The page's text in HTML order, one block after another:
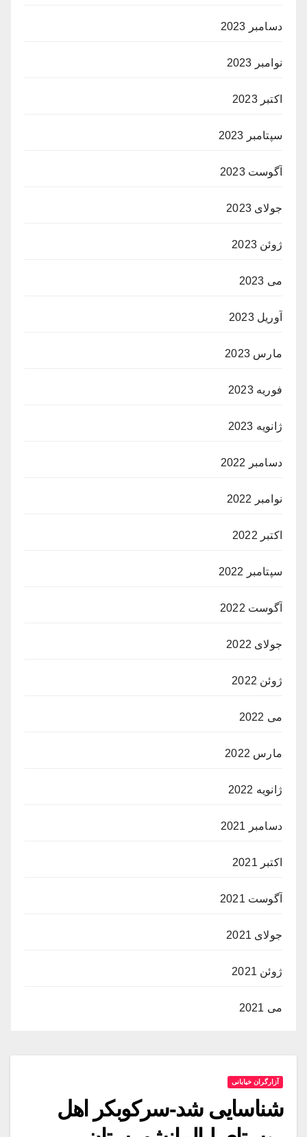
دسامبر 2023
نوامبر 2023
اکتبر 2023
سپتامبر 2023
آگوست 2023
جولای 2023
ژوئن 2023
می 2023
آوریل 2023
مارس 2023
فوریه 2023
ژانویه 2023
دسامبر 2022
نوامبر 2022
اکتبر 2022
سپتامبر 2022
آگوست 2022
جولای 2022
ژوئن 2022
می 2022
مارس 2022
ژانویه 2022
دسامبر 2021
اکتبر 2021
آگوست 2021
جولای 2021
ژوئن 2021
می 2021
آزارگران خیابانی
شناسایی شد-سركوبكر اهل